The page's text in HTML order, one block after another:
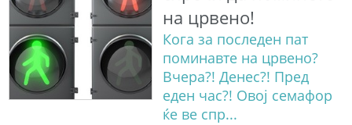
на црвено!
Кога за последен пат
поминавте на црвено?
Вчера?! Денес?! Пред
еден час?! Овој семафор
ќе ве спр...